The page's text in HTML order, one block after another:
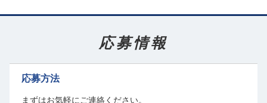
他では得られないこのお仕事の魅力ですよ♪
応募情報
応募方法
まずはお気軽にご連絡ください。